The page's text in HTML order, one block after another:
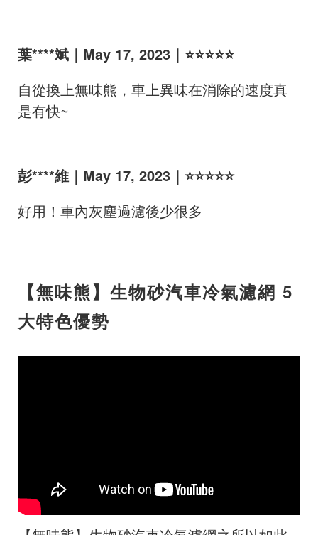
葉****斌｜May 17, 2023｜⭐⭐⭐⭐⭐
自從換上無味熊，車上異味在消除的速度真
是有快~
彭****維｜May 17, 2023｜⭐⭐⭐⭐⭐
好用！車內灰塵過濾後少很多
【無味熊】生物砂汽車冷氣濾網 5
大特色優勢